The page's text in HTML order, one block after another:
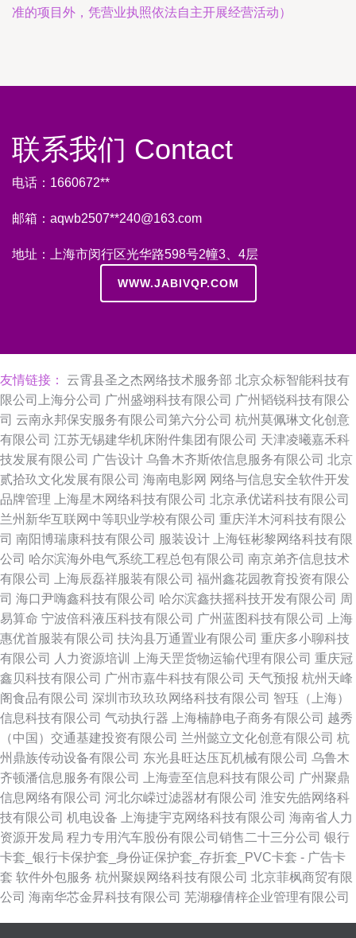
准的项目外，凭营业执照依法自主开展经营活动）
联系我们 Contact
电话：1660672**
邮箱：aqwb2507**240@163.com
地址：上海市闵行区光华路598号2幢3、4层
WWW.JABIVQP.COM
友情链接： 云霄县圣之杰网络技术服务部 北京众标智能科技有
限公司上海分公司 广州盛翊科技有限公司 广州韬锐科技有限公
司 云南永邦保安服务有限公司第六分公司 杭州莫佩琳文化创意
有限公司 江苏无锡建华机床附件集团有限公司 天津凌曦嘉禾科
技发展有限公司 广告设计 乌鲁木齐斯侬信息服务有限公司 北京
贰拾玖文化发展有限公司 海南电影网 网络与信息安全软件开发
品牌管理
上海星木网络科技有限公司 北京承优诺科技有限公司
兰州新华互联网中等职业学校有限公司 重庆洋木河科技有限公
司 南阳博瑞康科技有限公司 服装设计
上海钰彬黎网络科技有限
公司 哈尔滨海外电气系统工程总包有限公司 南京弟齐信息技术
有限公司
上海辰磊祥服装有限公司 福州鑫花园教育投资有限公
司 海口尹嗨鑫科技有限公司 哈尔滨鑫扶摇科技开发有限公司 周
易算命 宁波倍科液压科技有限公司 广州蓝图科技有限公司
上海
惠优首服装有限公司 扶沟县万通置业有限公司 重庆多小聊科技
有限公司
人力资源培训 上海天罡货物运输代理有限公司 重庆冠
鑫贝科技有限公司 广州市嘉牛科技有限公司 天气预报 杭州天峰
阁食品有限公司 深圳市玖玖玖网络科技有限公司 智珏（上海）
信息科技有限公司 气动执行器 上海楠静电子商务有限公司 越秀
（中国）交通基建投资有限公司 兰州懿立文化创意有限公司 杭
州鼎族传动设备有限公司 东光县旺达压瓦机械有限公司 乌鲁木
齐顿潘信息服务有限公司
上海壹至信息科技有限公司 广州聚鼎
信息网络有限公司 河北尔嵘过滤器材有限公司 淮安先皓网络科
技有限公司 机电设备 上海捷宇克网络科技有限公司 海南省人力
资源开发局 程力专用汽车股份有限公司销售二十三分公司 银行
卡套_银行卡保护套_身份证保护套_存折套_PVC卡套 - 广告卡
套 软件外包服务 杭州聚娱网络科技有限公司 北京菲枫商贸有限
公司 海南华芯金昇科技有限公司 芜湖穆倩梓企业管理有限公司